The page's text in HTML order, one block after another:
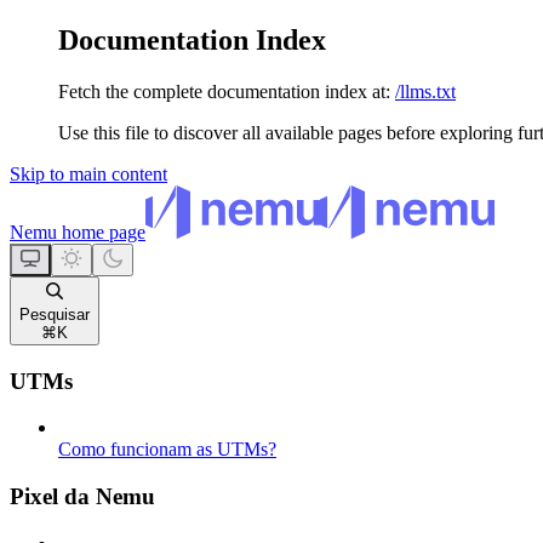
Documentation Index
Fetch the complete documentation index at: /llms.txt
Use this file to discover all available pages before exploring
Skip to main content
Nemu home page
Pesquisar
⌘ K
UTMs
Como funcionam as UTMs?
Pixel da Nemu